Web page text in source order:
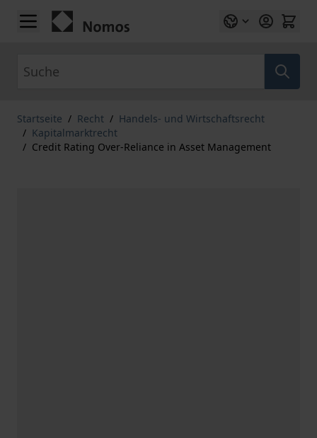
Zum Inhalt springen
Startseite / Recht / Handels- und Wirtschaftsrecht
/ Kapitalmarktrecht
/ Credit Rating Over-Reliance in Asset Management